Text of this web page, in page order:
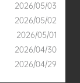
2026/05/03
2026/05/02
2026/05/01
2026/04/30
2026/04/29